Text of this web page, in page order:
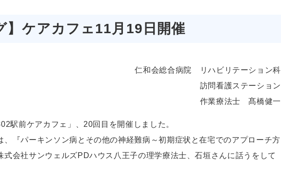
】ケアカフェ11月19日開催
仁和会総合病院 リハビリテーション科
訪問看護ステーション
作業療法士 髙橋健一
駅前ケアカフェ」、20回目を開催しました。
、『パーキンソン病とその他の神経難病～初期症状と在宅でのアプローチ方
式会社サンウェルズPDハウス八王子の理学療法士、石垣さんに話うをして